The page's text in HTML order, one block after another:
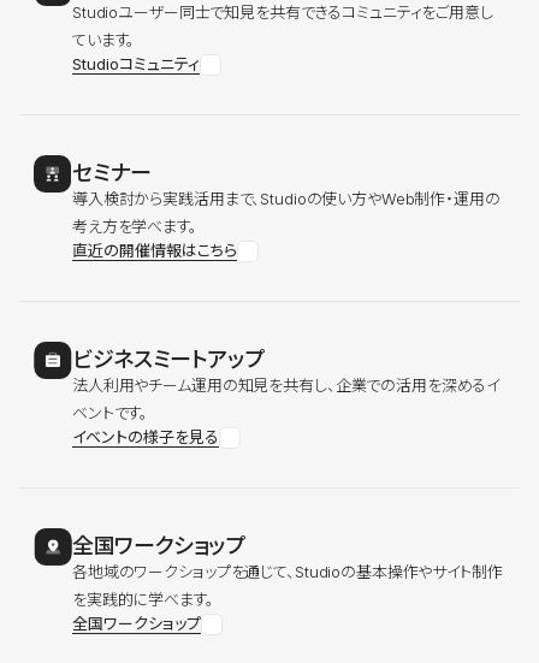
Studioユーザー同士で知見を共有できるコミュニティをご用意し
ています。
Studioコミュニティ
セミナー
導入検討から実践活用まで、Studioの使い方やWeb制作・運用の
考え方を学べます。
直近の開催情報はこちら
ビジネスミートアップ
法人利用やチーム運用の知見を共有し、企業での活用を深めるイ
ベントです。
イベントの様子を見る
全国ワークショップ
各地域のワークショップを通じて、Studioの基本操作やサイト制作
を実践的に学べます。
全国ワークショップ